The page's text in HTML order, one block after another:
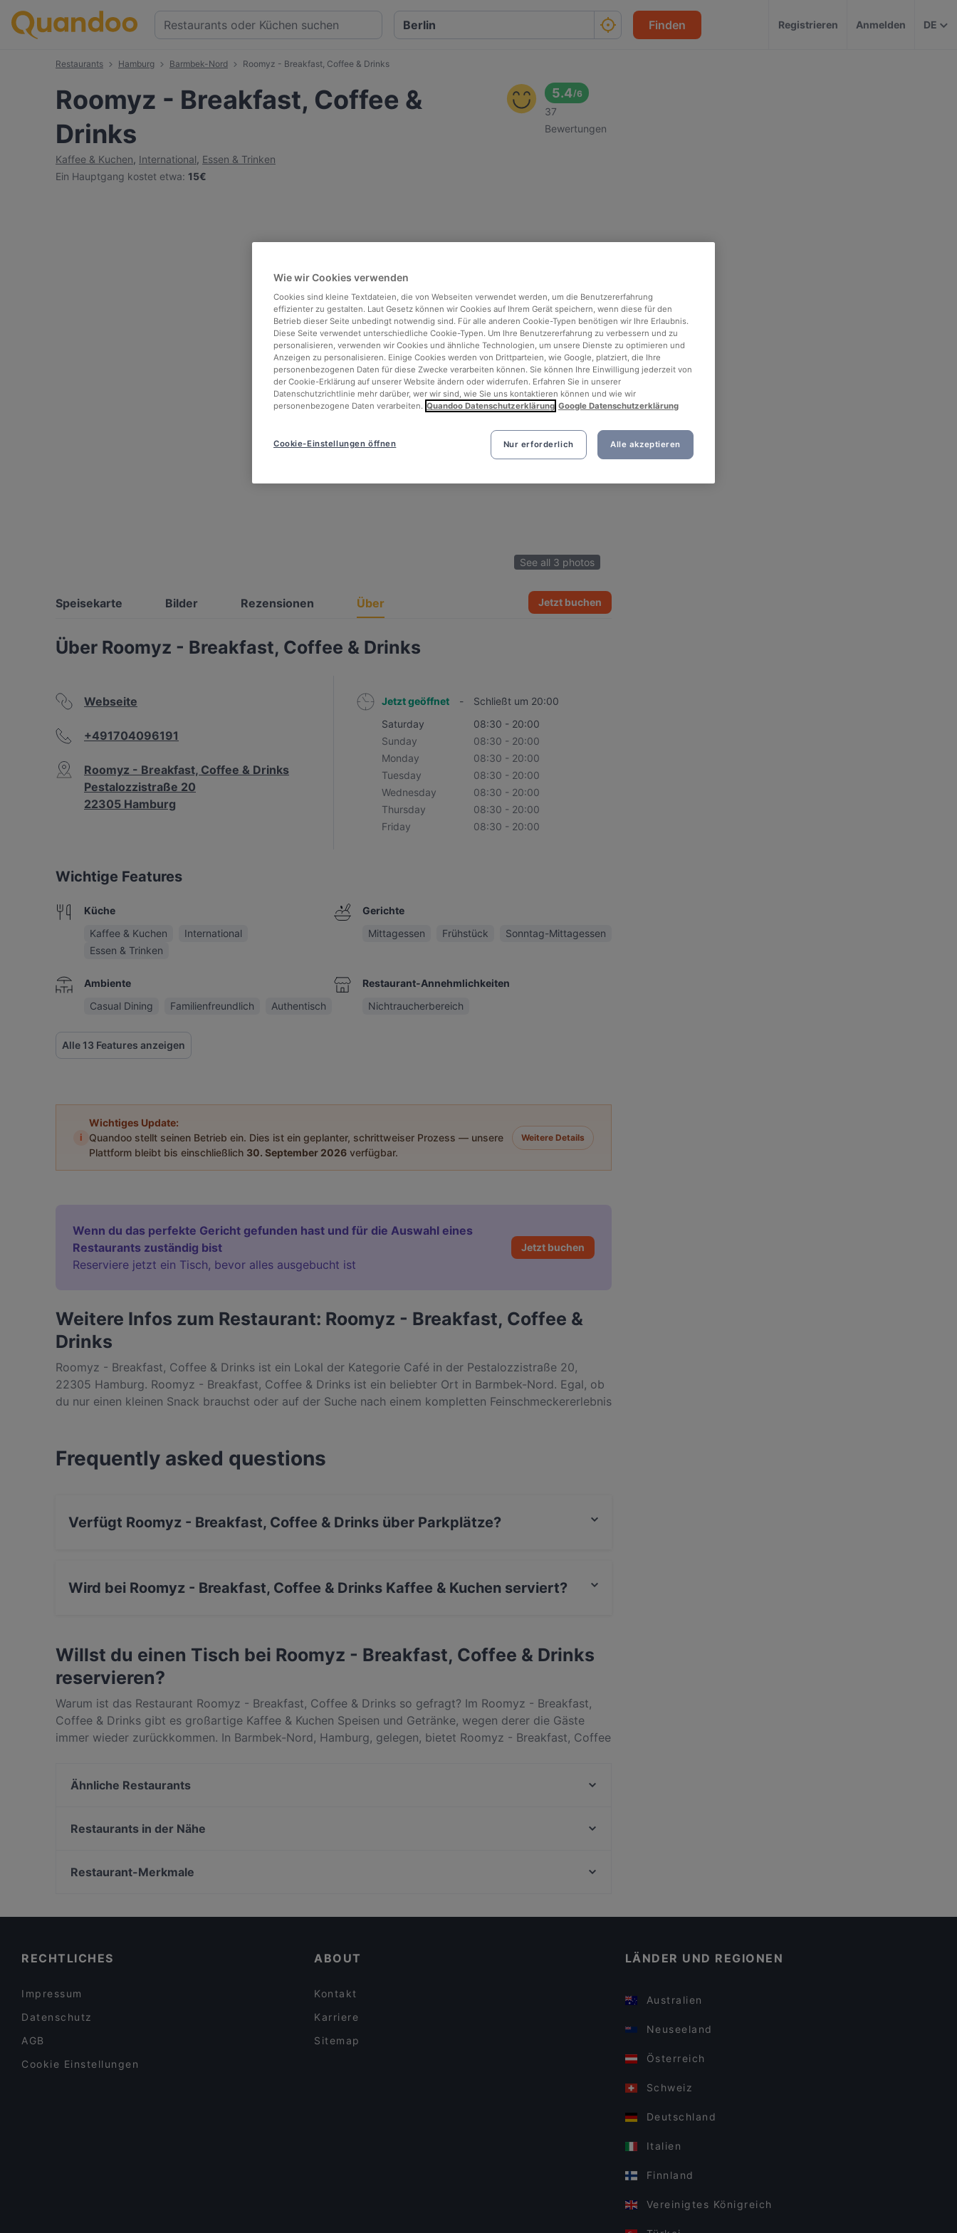
Finden Registrieren Anmelden DE
Restaurants Hamburg Barmbek-Nord Roomyz - Breakfast, Coffee & Drinks
Roomyz - Breakfast, Coffee &
Drinks
Kaffee & Kuchen, International, Essen & Trinken
Ein Hauptgang kostet etwa: 15€
5.4/6
37
Bewertungen
See all 3 photos
Speisekarte Bilder Rezensionen Über Jetzt buchen
Über Roomyz - Breakfast, Coffee & Drinks
Webseite
+491704096191
Roomyz - Breakfast, Coffee & Drinks
Pestalozzistraße 20
22305 Hamburg
Jetzt geöffnet -
Schließt um 20:00
Saturday
08:30 - 20:00
Sunday
08:30 - 20:00
Monday
08:30 - 20:00
Tuesday
08:30 - 20:00
Wednesday
08:30 - 20:00
Thursday
08:30 - 20:00
Friday
08:30 - 20:00
Wichtige Features
Küche
Kaffee & Kuchen
International
Essen & Trinken
Ambiente
Casual Dining
Familienfreundlich Authentisch
Gerichte
Mittagessen
Frühstück Sonntag-Mittagessen
Restaurant-Annehmlichkeiten
Nichtraucherbereich
Alle 13 Features anzeigen
i
Wichtiges Update:
Quandoo stellt seinen Betrieb ein. Dies ist ein geplanter, schrittweiser Prozess — unsere
Plattform bleibt bis einschließlich 30. September 2026 verfügbar.
Weitere Details
Wenn du das perfekte Gericht gefunden hast und für die Auswahl eines
Restaurants zuständig bist
Reserviere jetzt ein Tisch, bevor alles ausgebucht ist
Jetzt buchen
Weitere Infos zum Restaurant: Roomyz - Breakfast, Coffee &
Drinks
Roomyz - Breakfast, Coffee & Drinks ist ein Lokal der Kategorie Café in der Pestalozzistraße 20,
22305 Hamburg. Roomyz - Breakfast, Coffee & Drinks ist ein beliebter Ort in Barmbek-Nord. Egal, ob
du nur einen kleinen Snack brauchst oder auf der Suche nach einem kompletten Feinschmeckererlebnis
Frequently asked questions
Verfügt Roomyz - Breakfast, Coffee & Drinks über Parkplätze?
Wird bei Roomyz - Breakfast, Coffee & Drinks Kaffee & Kuchen serviert?
Willst du einen Tisch bei Roomyz - Breakfast, Coffee & Drinks
reservieren?
Warum ist das Restaurant Roomyz - Breakfast, Coffee & Drinks so gefragt? Im Roomyz - Breakfast,
Coffee & Drinks gibt es großartige Kaffee & Kuchen Speisen und Getränke, wegen derer die Gäste
immer wieder zurückkommen. In Barmbek-Nord, Hamburg, gelegen, bietet Roomyz - Breakfast, Coffee
deinen nächsten Restaurantbesuch!
Ähnliche Restaurants
SUSHIMEN
Restaurants in der Nähe
Burger Lounge Bramfeld
Restaurant-Merkmale
RECHTLICHES
Impressum
Datenschutz
AGB
Cookie Einstellungen
ABOUT
Kontakt
Karriere
Sitemap
LÄNDER UND REGIONEN
Australien
Neuseeland
Österreich
Schweiz
Deutschland
Italien
Finnland
Vereinigtes Königreich
Wie wir Cookies verwenden
Cookies sind kleine Textdateien, die von Webseiten verwendet werden, um die Benutzererfahrung
effizienter zu gestalten. Laut Gesetz können wir Cookies auf Ihrem Gerät speichern, wenn diese für den
Betrieb dieser Seite unbedingt notwendig sind. Für alle anderen Cookie-Typen benötigen wir Ihre Erlaubnis.
Diese Seite verwendet unterschiedliche Cookie-Typen. Um Ihre Benutzererfahrung zu verbessern und zu
personalisieren, verwenden wir Cookies und ähnliche Technologien, um unsere Dienste zu optimieren und
Anzeigen zu personalisieren. Einige Cookies werden von Drittparteien, wie Google, platziert, die Ihre
personenbezogenen Daten für diese Zwecke verarbeiten können. Sie können Ihre Einwilligung jederzeit von
der Cookie-Erklärung auf unserer Website ändern oder widerrufen. Erfahren Sie in unserer
Datenschutzrichtlinie mehr darüber, wer wir sind, wie Sie uns kontaktieren können und wie wir
personenbezogene Daten verarbeiten. Quandoo Datenschutzerklärung Google Datenschutzerklärung
Nur erforderlich Alle akzeptieren
Cookie-Einstellungen öffnen